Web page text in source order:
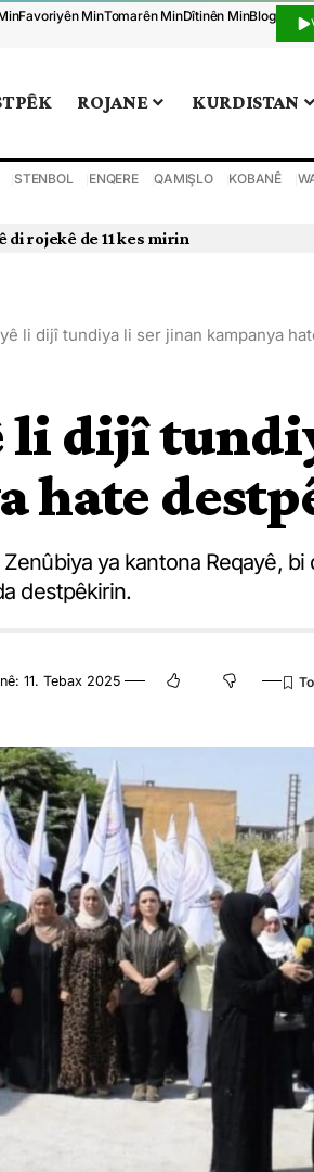
Favoriyên MinTomarên MinDîtinên MinBlog
ROJANE KURDISTAN
STENBOL ENQERE QAMIŞLO KOBANÊ
di rojekê de 11 kes mirin
li dijî tundiya li ser jinan kampanya
li dijî
hate
ya kantona Reqayê,
destpêkirin.
11. Tebax 2025